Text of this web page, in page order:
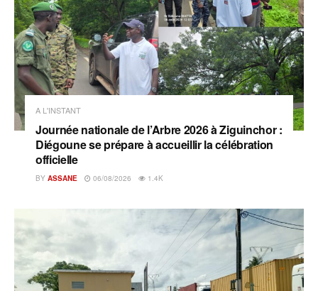
A L'INSTANT
Journée nationale de l’Arbre 2026 à Ziguinchor :
Diégoune se prépare à accueillir la célébration
officielle
BY ASSANE 06/08/2026 1.4K